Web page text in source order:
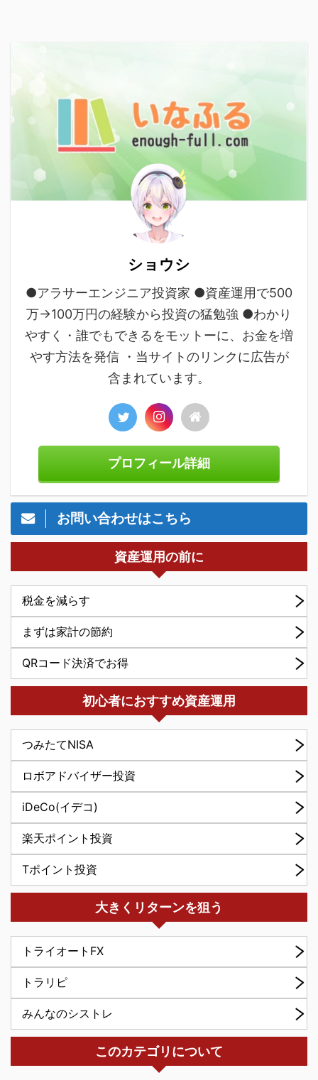
ショウシ
●アラサーエンジニア投資家 ●資産運用で500
万→100万円の経験から投資の猛勉強 ●わかり
やすく・誰でもできるをモットーに、お金を増
やす方法を発信 ・当サイトのリンクに広告が
含まれています。
プロフィール詳細
お問い合わせはこちら
資産運用の前に
税金を減らす
まずは家計の節約
QRコード決済でお得
初心者におすすめ資産運用
つみたてNISA
ロボアドバイザー投資
iDeCo(イデコ)
楽天ポイント投資
Tポイント投資
大きくリターンを狙う
トライオートFX
トラリピ
みんなのシストレ
このカテゴリについて